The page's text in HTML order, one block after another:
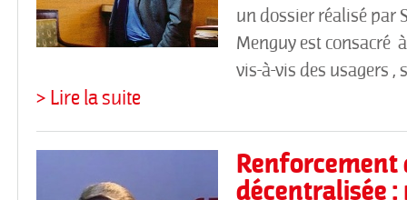
un dossier réalisé par
Menguy est consacré
vis-à-vis des usagers
> Lire la suite
Renforcement
décentralisée :